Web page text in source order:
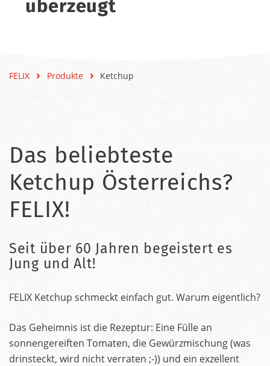
überzeugt
FELIX Produkte Ketchup
Das beliebteste
Ketchup Österreichs?
FELIX!
Seit über 60 Jahren begeistert es
Jung und Alt!
FELIX Ketchup schmeckt einfach gut. Warum eigentlich?
Das Geheimnis ist die Rezeptur: Eine Fülle an
sonnengereiften Tomaten, die Gewürzmischung (was
drinsteckt, wird nicht verraten ;-)) und ein exzellent